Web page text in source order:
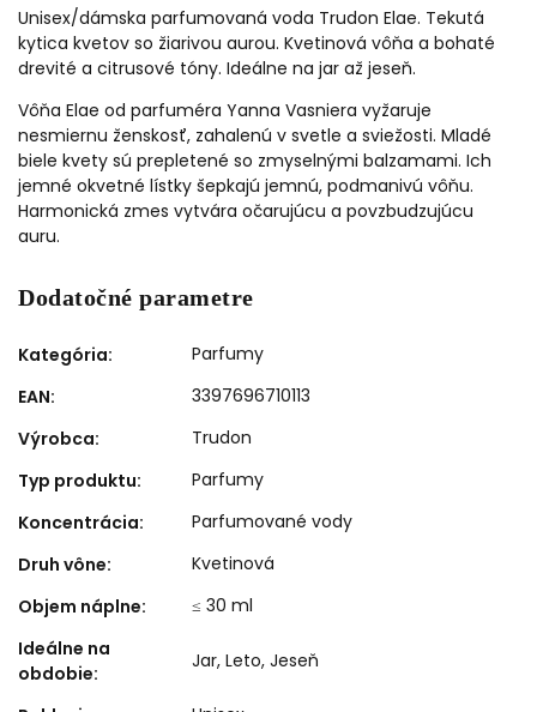
Unisex/dámska parfumovaná voda Trudon Elae. Tekutá
kytica kvetov so žiarivou aurou. Kvetinová vôňa a bohaté
drevité a citrusové tóny. Ideálne na jar až jeseň.
Vôňa Elae od parfuméra Yanna Vasniera vyžaruje
nesmiernu ženskosť, zahalenú v svetle a sviežosti. Mladé
biele kvety sú prepletené so zmyselnými balzamami. Ich
jemné okvetné lístky šepkajú jemnú, podmanivú vôňu.
Harmonická zmes vytvára očarujúcu a povzbudzujúcu
auru.
Dodatočné parametre
Kategória:
Parfumy
EAN:
3397696710113
Výrobca:
Trudon
Typ produktu:
Parfumy
Koncentrácia:
Parfumované vody
Druh vône:
Kvetinová
Objem náplne:
≤ 30 ml
Ideálne na
obdobie:
Jar, Leto, Jeseň